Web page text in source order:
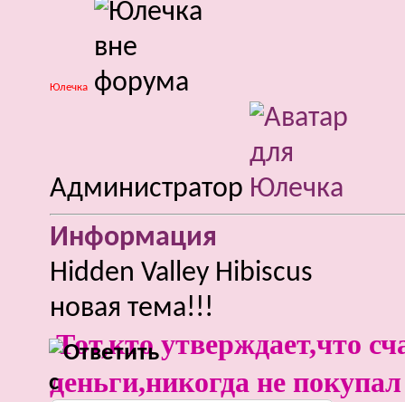
Юлечка
Администратор
Информация
Hidden Valley Hibiscus
новая тема!!!
Тот,кто утверждает,что
деньги,никогда не